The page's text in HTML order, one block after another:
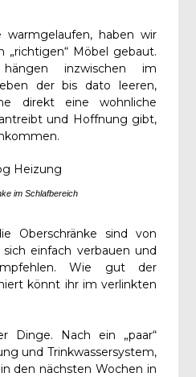
warmgelaufen, haben wir
„richtigen“ Möbel gebaut.
inzwischen im
der bis dato leeren,
direkt eine wohnliche
und Hoffnung gibt,
im Schlafbereich
Oberschränke sind von
einfach verbauen und
Wie gut der
könnt ihr im verlinkten
Dinge. Nach ein „paar“
und Trinkwassersystem,
den nächsten Wochen in